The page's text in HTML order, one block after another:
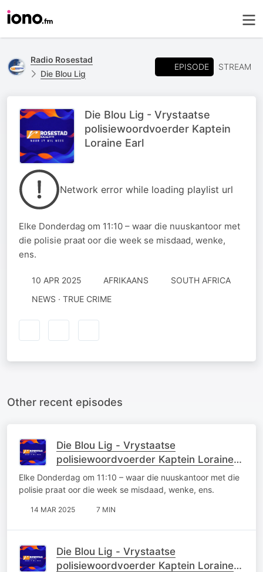
Radio Rosestad
Die Blou Lig
EPISODE STREAM
Die Blou Lig - Vrystaatse
polisiewoordvoerder Kaptein
Loraine Earl
Network error while loading playlist url
Elke Donderdag om 11:10 – waar die nuuskantoor met
die polisie praat oor die week se misdaad, wenke,
ens.
10 APR 2025 AFRIKAANS
SOUTH AFRICA
NEWS · TRUE CRIME
Other recent episodes
Die Blou Lig - Vrystaatse
polisiewoordvoerder Kaptein Loraine
Earl
Elke Donderdag om 11:10 – waar die nuuskantoor met die
polisie praat oor die week se misdaad, wenke, ens.
14 MAR 2025 7 MIN
Die Blou Lig - Vrystaatse
polisiewoordvoerder Kaptein Loraine